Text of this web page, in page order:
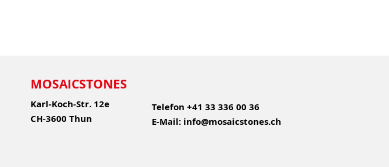
MOSAICSTONES
Karl-Koch-Str. 12e
CH-3600 Thun
Telefon +41 33 336 00 36
E-Mail: info@mosaicstones.ch